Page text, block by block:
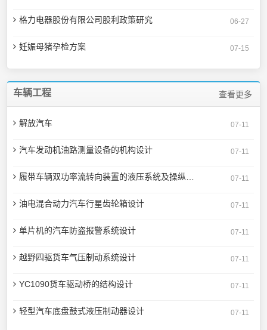
06-27
格力电器股份有限公司股利政策研究
07-15
妊娠母猪孕检方案
查看更多
车辆工程
07-11
解放汽车
07-11
汽车发动机油路测量设备的机构设计
07-11
履带车辆双功率流转向装置的液压系统及操纵系统设计
07-11
油电混合动力汽车行星齿轮箱设计
07-11
单片机的汽车防盗报警系统设计
07-11
越野四驱货车气压制动系统设计
07-11
YC1090货车驱动桥的结构设计
07-11
轻型汽车底盘鼓式液压制动器设计